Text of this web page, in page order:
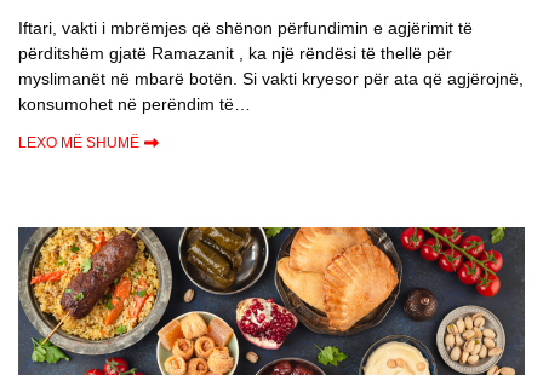
Iftari, vakti i mbrëmjes që shënon përfundimin e agjërimit të
përditshëm gjatë Ramazanit , ka një rëndësi të thellë për
myslimanët në mbarë botën. Si vakti kryesor për ata që agjërojnë,
konsumohet në perëndim të…
LEXO MË SHUMË